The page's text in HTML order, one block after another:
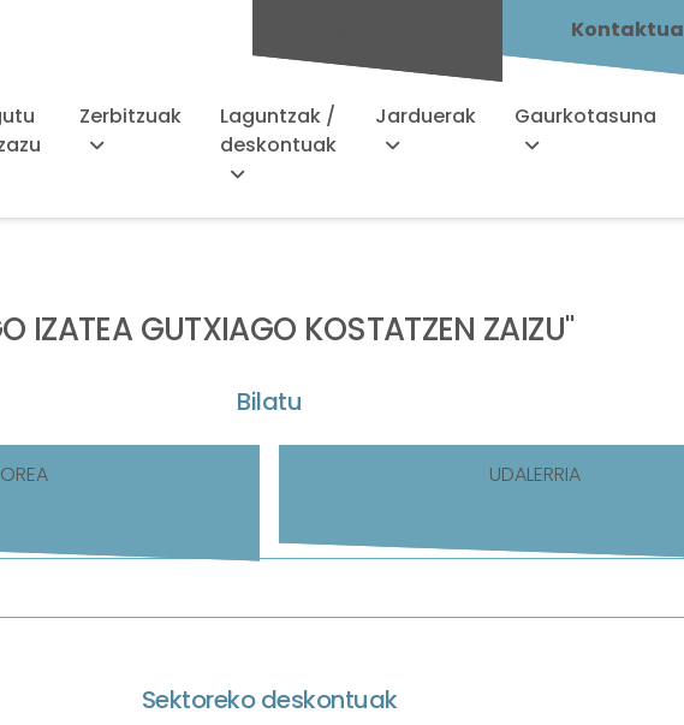
Kontaktua
Zerbitzuak
Laguntzak /
deskontuak
Jarduerak Gaurkotasuna
GUTXIAGO KOSTATZEN ZAIZU"
Bilatu
UDALERRIA
Sektoreko deskontuak